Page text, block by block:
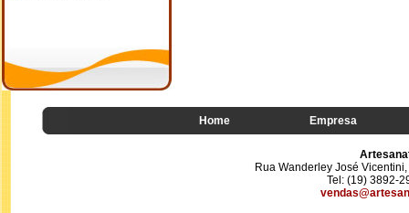
Home Empresa
Rua Wanderley José
Tel: (19) 3892-